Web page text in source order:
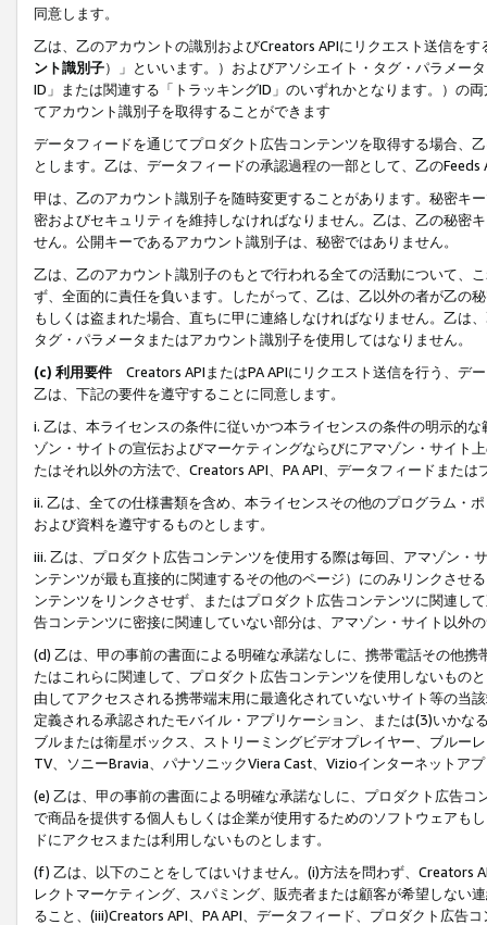
同意します。
乙は、乙のアカウントの識別およびCreators APIにリクエスト送信を
ント識別子）」といいます。）およびアソシエイト・タグ・パラメー
ID」または関連する「トラッキングID」のいずれかとなります。）の
てアカウント識別子を取得することができます
データフィードを通じてプロダクト広告コンテンツを取得する場合、
とします。乙は、データフィードの承認過程の一部として、乙の
甲は、乙のアカウント識別子を随時変更することがあります。秘密キ
密およびセキュリティを維持しなければなりません。乙は、乙の秘密
せん。公開キーであるアカウント識別子は、秘密ではありません。
乙は、乙のアカウント識別子のもとで行われる全ての活動について、
ず、全面的に責任を負います。したがって、乙は、乙以外の者が乙の
もしくは盗まれた場合、直ちに甲に連絡しなければなりません。乙は
タグ・パラメータまたはアカウント識別子を使用してはなりません。
(c) 利用要件 Creators APIまたはPA APIにリクエスト送信を行う、デ
乙は、下記の要件を遵守することに同意します。
i. 乙は、本ライセンスの条件に従いかつ本ライセンスの条件の明示的
ゾン・サイトの宣伝およびマーケティングならびにアマゾン・サイト
たはそれ以外の方法で、Creators API、PA API、データフィードまた
ii. 乙は、全ての仕様書類を含め、本ライセンスその他のプログラム・
および資料を遵守するものとします。
iii. 乙は、プロダクト広告コンテンツを使用する際は毎回、アマゾン
ンテンツが最も直接的に関連するその他のページ）にのみリンクさせ
ンテンツをリンクさせず、またはプロダクト広告コンテンツに関連し
告コンテンツに密接に関連していない部分は、アマゾン・サイト以外
(d) 乙は、甲の事前の書面による明確な承諾なしに、携帯電話その他
たはこれらに関連して、プロダクト広告コンテンツを使用しないもの
由してアクセスされる携帯端末用に最適化されていないサイト等の当
定義される承認されたモバイル・アプリケーション、または(3)いか
ブルまたは衛星ボックス、ストリーミングビデオプレイヤー、ブルー
TV、ソニーBravia、パナソニックViera Cast、Vizioインターネットア
(e) 乙は、甲の事前の書面による明確な承諾なしに、プロダクト広告
で商品を提供する個人もしくは企業が使用するためのソフトウェアも
ドにアクセスまたは利用しないものとします。
(f) 乙は、以下のことをしてはいけません。(i)方法を問わず、Creators
レクトマーケティング、スパミング、販売者または顧客が希望しない
ること、(iii)Creators API、PA API、データフィード、プロダクト広告